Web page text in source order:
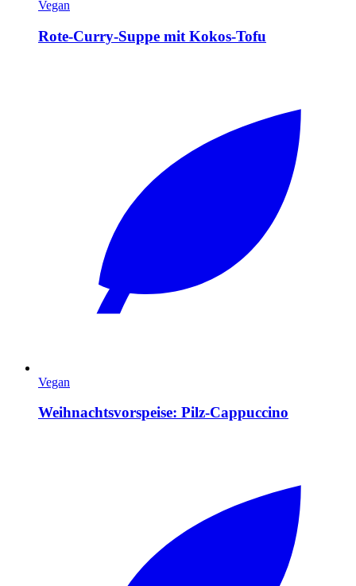
Vegan
Rote-Curry-Suppe mit Kokos-Tofu
Vegan
Weihnachtsvorspeise: Pilz-Cappuccino